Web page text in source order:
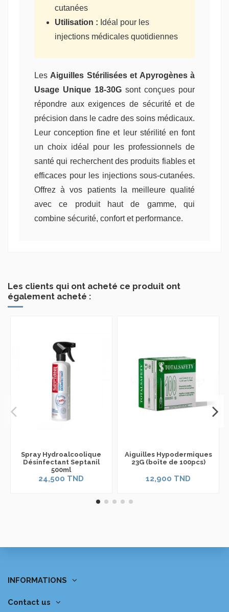
cutanées
Utilisation : Idéal pour les
injections médicales quotidiennes
Les Aiguilles Stérilisées et Apyrogènes à
Usage Unique 18-30G sont conçues pour
répondre aux exigences de sécurité et de
précision dans le cadre des soins médicaux.
Leur conception fine et leur stérilité en font
un choix idéal pour les professionnels de
santé qui recherchent des produits fiables et
efficaces pour les injections sous-cutanées.
Offrez à vos patients la meilleure qualité
avec ce produit haut de gamme, qui
combine sécurité, confort et performance.
Les clients qui ont acheté ce produit ont
également acheté :
Spray Hydroalcoolique
Désinfectant Septanil
500ml
24,500 TND
Aiguilles Hypodermiques
23G (boîte de 100pcs)
12,900 TND
INFORMATIONS
Contact us